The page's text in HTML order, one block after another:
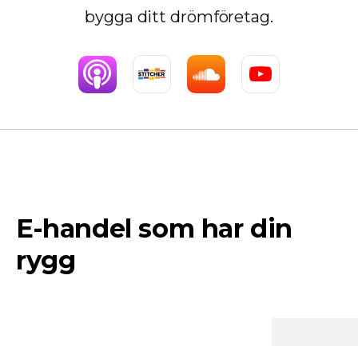
bygga ditt drömföretag.
E-handel som har din
rygg